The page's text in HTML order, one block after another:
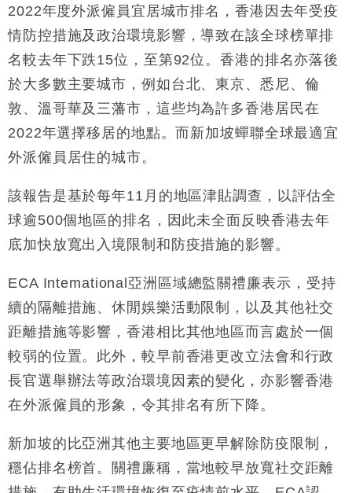
18:31
財經｜華僑銀行上半年淨利創新高 中期息增15%至
及消費表現
16:47
本地｜假冒內地執法人員要求交「保證金」 43歲女子
損失近6900萬元
16:05
財經｜日經失守6.5萬點後回穩 全周仍升近2%
15:47
財經｜恒隆10月換帥 玩具「反」斗城亞洲CEO蔡德
15:11
財經｜韓股反覆波動收跌 連挫7周創逾3年最長跌勢
13:44
財經｜內地7月美元計價出口增近24%勝預期 貿易順
12:44
財經｜日本春季三度入市撐日圓 4月單日斥6.28萬億
日圓干預創新高
11:12
國際｜特朗普料美伊戰事快結束 承認部分彈藥庫存緊
張
15:59
財經｜SA售股自救後再出手 斥4億美元押注未上市公
司
2022年度外派僱員宜居城市排名，香港因去年受疫
情防控措施及政治環境影響，導致在該全球榜單排
名較去年下跌15位，至第92位。香港的排名亦落後
於大多數主要城市，例如台北、東京、悉尼、倫
敦、溫哥華及三藩市，這些均為許多香港居民在
2022年選擇移居的地點。而新加坡蟬聯全球最適宜
外派僱員居住的城市。
該報告是基於每年11月的地區津貼調查，以評估全
球逾500個地區的排名，因此未全面反映香港去年
底加快放寬出入境限制和防疫措施的影響。
ECA Intemational亞洲區域總監關禮廉表示，受持
續的隔離措施、休閒娛樂活動限制，以及其他社交
距離措施等影響，香港相比其他地區而言處於一個
較弱的位置。此外，較早前香港更改立法會和行政
長官選舉辦法等政治環境因素的變化，亦影響香港
在外派僱員的形象，令其排名有所下降。
新加坡的比亞洲其他主要地區更早解除防疫限制，
穩佔排名榜首。關禮廉稱，當地較早放寬社交距離